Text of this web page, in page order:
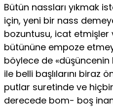
Bütün nassları yıkmak
için, yeni bir nass
bozuntusu, icat etmişler
bütününe empoze
böylece de
ile belli başlılarını biraz
putlar suretinde ve
derecede bom- boş